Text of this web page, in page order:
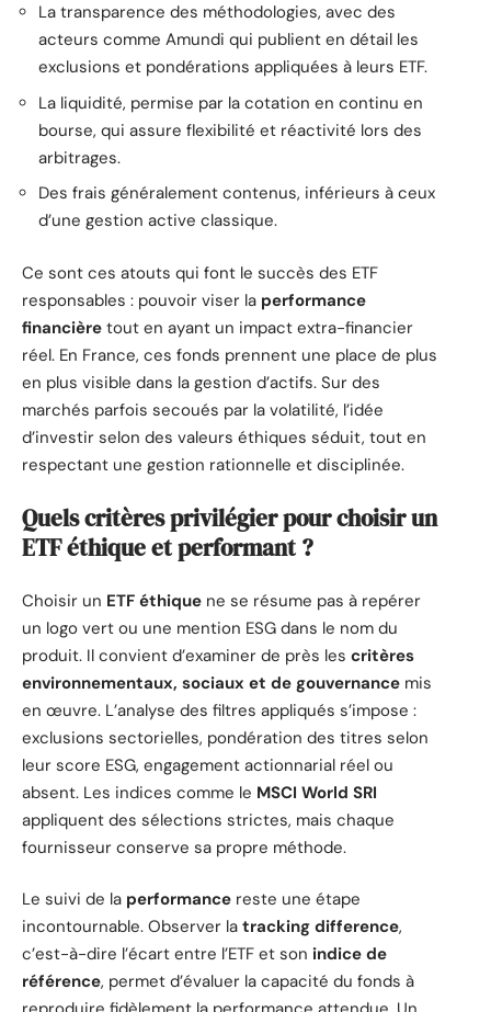
La transparence des méthodologies, avec des
acteurs comme Amundi qui publient en détail les
exclusions et pondérations appliquées à leurs ETF.
La liquidité, permise par la cotation en continu en
bourse, qui assure flexibilité et réactivité lors des
arbitrages.
Des frais généralement contenus, inférieurs à ceux
d’une gestion active classique.
Ce sont ces atouts qui font le succès des ETF
responsables : pouvoir viser la performance
financière tout en ayant un impact extra-financier
réel. En France, ces fonds prennent une place de plus
en plus visible dans la gestion d’actifs. Sur des
marchés parfois secoués par la volatilité, l’idée
d’investir selon des valeurs éthiques séduit, tout en
respectant une gestion rationnelle et disciplinée.
Quels critères privilégier pour choisir un
ETF éthique et performant ?
Choisir un ETF éthique ne se résume pas à repérer
un logo vert ou une mention ESG dans le nom du
produit. Il convient d’examiner de près les critères
environnementaux, sociaux et de gouvernance mis
en œuvre. L’analyse des filtres appliqués s’impose :
exclusions sectorielles, pondération des titres selon
leur score ESG, engagement actionnarial réel ou
absent. Les indices comme le MSCI World SRI
appliquent des sélections strictes, mais chaque
fournisseur conserve sa propre méthode.
Le suivi de la performance reste une étape
incontournable. Observer la tracking difference,
c’est-à-dire l’écart entre l’ETF et son indice de
référence, permet d’évaluer la capacité du fonds à